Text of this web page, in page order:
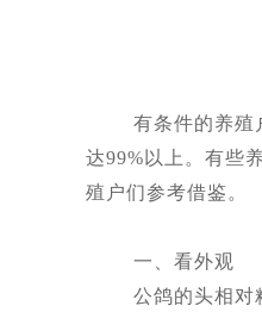
有条件的养殖户
达99%以上。有些
殖户们参考借鉴。
一、看外观
公鸽的头相对粗